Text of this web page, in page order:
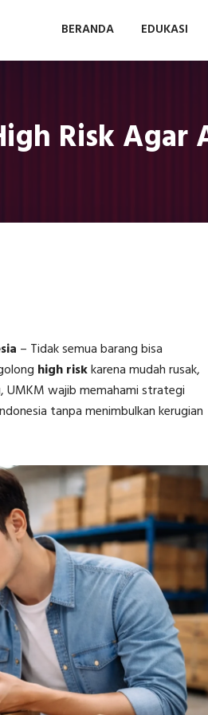
BERANDA EDUKASI
Risk Agar
– Tidak semua barang bisa
high riskkarena mudah rusak,
UMKM wajib memahami strategi
tanpa menimbulkan kerugian